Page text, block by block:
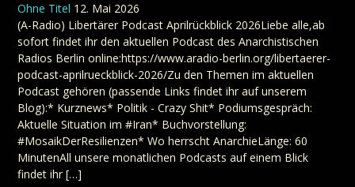
Ohne Titel 12. Mai 2026
(A-Radio) Libertärer Podcast Aprilrückblick 2026Liebe alle,ab
sofort findet ihr den aktuellen Podcast des Anarchistischen
Radios Berlin online:https://www.aradio-berlin.org/libertaerer-
podcast-aprilrueckblick-2026/Zu den Themen im aktuellen
Podcast gehören (passende Links findet ihr auf unserem
Blog):* Kurznews* Politik - Crazy Shit* Podiumsgespräch:
Aktuelle Situation im #Iran* Buchvorstellung:
#MosaikDerResilienzen* Wo herrscht AnarchieLänge: 60
MinutenAll unsere monatlichen Podcasts auf einem Blick
findet ihr […]